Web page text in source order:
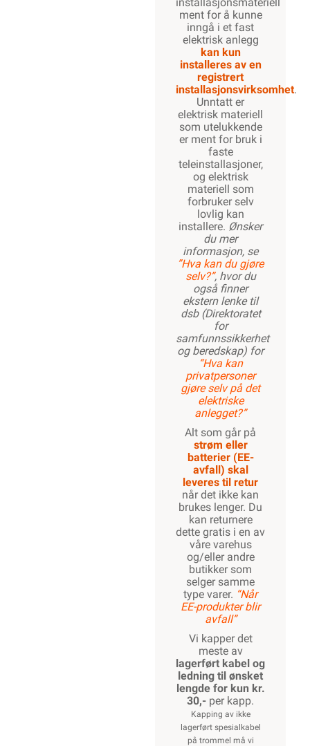
ment for å kunne
inngå i et fast
elektrisk anlegg
kan kun
installeres av en
registrert
installasjonsvirksomhet.
Unntatt er
elektrisk materiell
som utelukkende
er ment for bruk i
faste
teleinstallasjoner,
og elektrisk
materiell som
forbruker selv
lovlig kan
installere. Ønsker
du mer
informasjon, se
”Hva kan du gjøre
selv?”, hvor du
også finner
ekstern lenke til
dsb (Direktoratet
for
samfunnssikkerhet
og beredskap) for
“Hva kan
privatpersoner
gjøre selv på det
elektriske
anlegget?”
Alt som går på
strøm eller
batterier (EE-
avfall) skal
leveres til retur
når det ikke kan
brukes lenger. Du
kan returnere
dette gratis i en av
våre varehus
og/eller andre
butikker som
selger samme
type varer. “Når
EE-produkter blir
avfall”
Vi kapper det
meste av
lagerført kabel og
ledning til ønsket
lengde for kun kr.
30,- per kapp.
Kapping av ikke
lagerført spesialkabel
på trommel må vi